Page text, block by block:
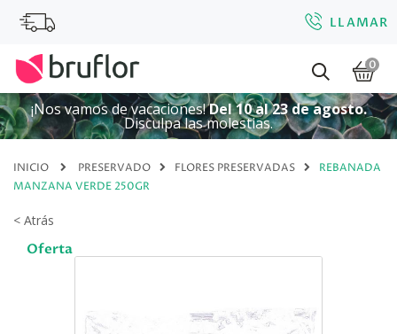
LLAMAR
0
¡Nos vamos de vacaciones!Del 10 al 23 de agosto.
Disculpa las molestias.
INICIO PRESERVADO FLORES PRESERVADAS
REBANADA
MANZANA VERDE 250GR
< Atrás
Oferta